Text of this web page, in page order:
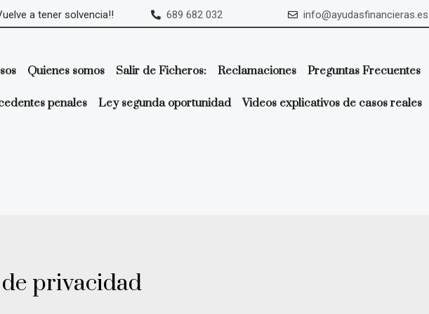
a tener solvencia!! 689 682 032 info@ayudasfinancieras.es
Quienes somos Salir de Ficheros: Reclamaciones Preguntas Frecuentes
penales Ley segunda oportunidad Videos explicativos de casos reales
privacidad